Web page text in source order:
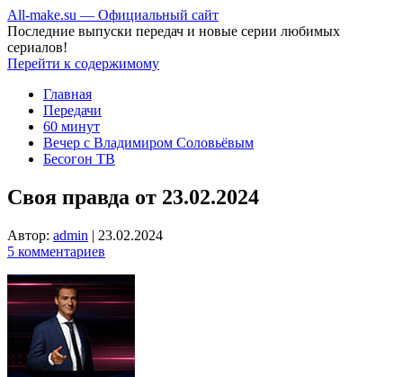
All-make.su — Официальный сайт
Последние выпуски передач и новые серии любимых
сериалов!
Перейти к содержимому
Главная
Передачи
60 минут
Вечер с Владимиром Соловьёвым
Бесогон ТВ
Своя правда от 23.02.2024
Автор: admin | 23.02.2024
5 комментариев